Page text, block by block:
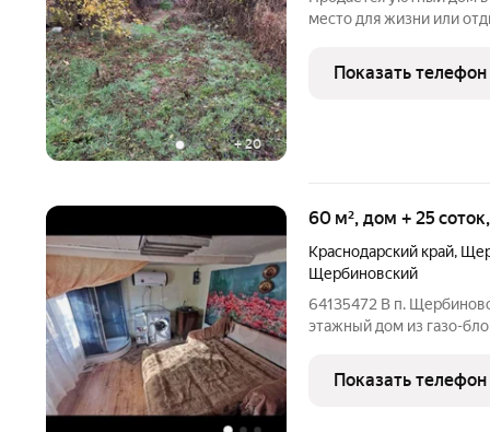
+20
место для жизни или
квадратных метра на
в этом доме? 2
Показать телефон
60 м², дом + 25
Краснодарский край,
Щербиновский
64135472 В п.
этажный дом из газо-
доме 2 изолированные
кабина в
Показать телефон